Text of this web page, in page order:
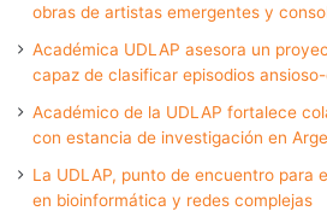
obras de artistas emergentes y
Académica UDLAP asesora un
capaz de clasificar episodios
Académico de la UDLAP fortalece
con estancia de investigación en
La UDLAP, punto de encuentro para
en bioinformática y redes complejas